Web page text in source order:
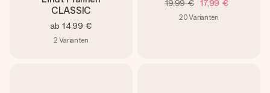
CLASSIC
ab 14,99 €
2 Varianten
19,99 € 17,99 €
20Varianten